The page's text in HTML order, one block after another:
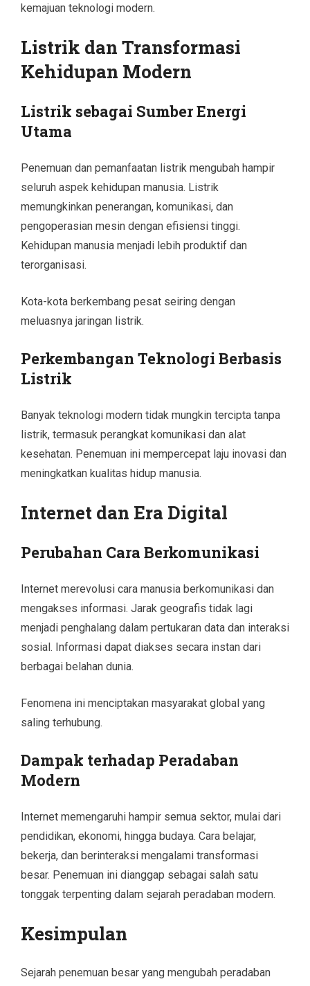
kemajuan teknologi modern.
Listrik dan Transformasi
Kehidupan Modern
Listrik sebagai Sumber Energi
Utama
Penemuan dan pemanfaatan listrik mengubah hampir
seluruh aspek kehidupan manusia. Listrik
memungkinkan penerangan, komunikasi, dan
pengoperasian mesin dengan efisiensi tinggi.
Kehidupan manusia menjadi lebih produktif dan
terorganisasi.
Kota-kota berkembang pesat seiring dengan
meluasnya jaringan listrik.
Perkembangan Teknologi Berbasis
Listrik
Banyak teknologi modern tidak mungkin tercipta tanpa
listrik, termasuk perangkat komunikasi dan alat
kesehatan. Penemuan ini mempercepat laju inovasi dan
meningkatkan kualitas hidup manusia.
Internet dan Era Digital
Perubahan Cara Berkomunikasi
Internet merevolusi cara manusia berkomunikasi dan
mengakses informasi. Jarak geografis tidak lagi
menjadi penghalang dalam pertukaran data dan interaksi
sosial. Informasi dapat diakses secara instan dari
berbagai belahan dunia.
Fenomena ini menciptakan masyarakat global yang
saling terhubung.
Dampak terhadap Peradaban
Modern
Internet memengaruhi hampir semua sektor, mulai dari
pendidikan, ekonomi, hingga budaya. Cara belajar,
bekerja, dan berinteraksi mengalami transformasi
besar. Penemuan ini dianggap sebagai salah satu
tonggak terpenting dalam sejarah peradaban modern.
Kesimpulan
Sejarah penemuan besar yang mengubah peradaban